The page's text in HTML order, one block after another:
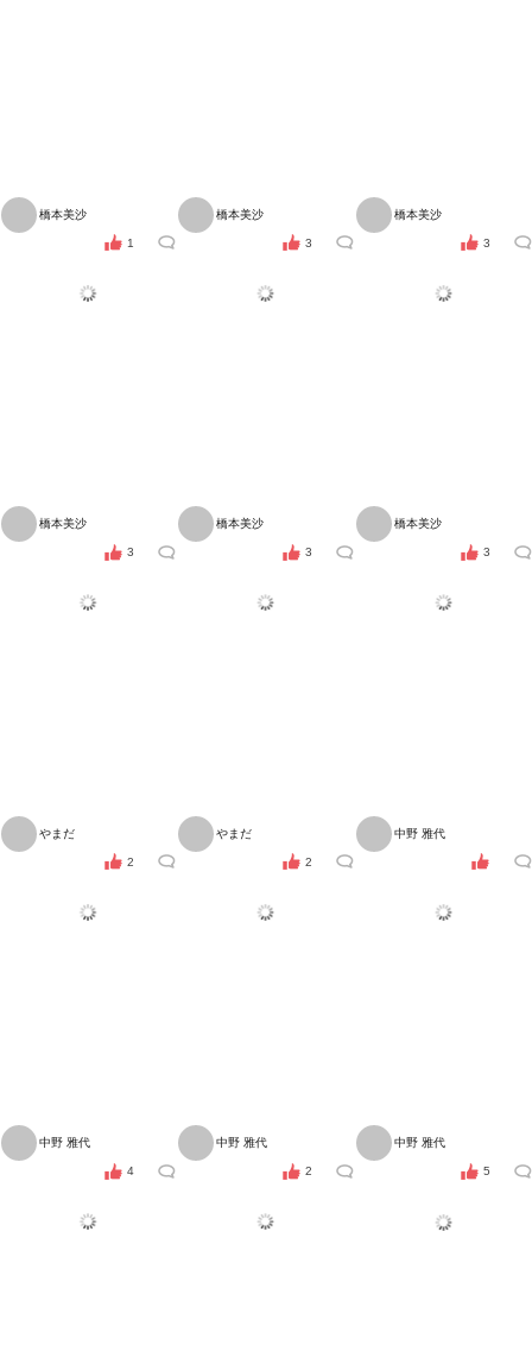
橋本美沙
1
橋本美沙
3
橋本美沙
3
橋本美沙
3
橋本美沙
3
橋本美沙
3
やまだ
2
やまだ
2
中野 雅代
中野 雅代
4
中野 雅代
2
中野 雅代
5